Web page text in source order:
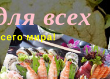
всех
мира!